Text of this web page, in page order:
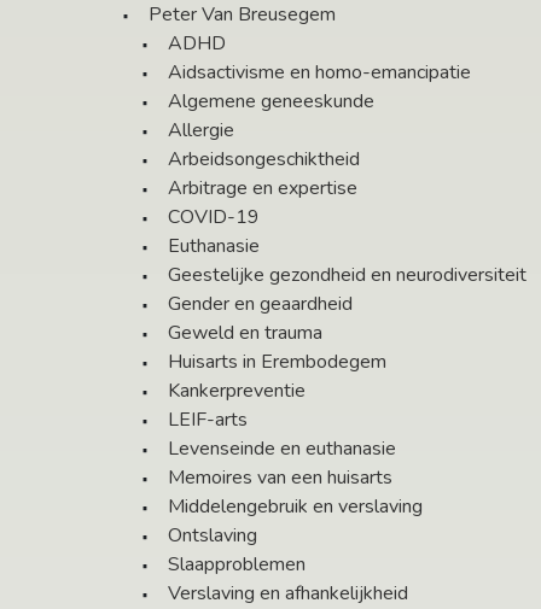
Peter Van Breusegem
ADHD
Aidsactivisme en homo-emancipatie
Algemene geneeskunde
Allergie
Arbeidsongeschiktheid
Arbitrage en expertise
COVID-19
Euthanasie
Geestelijke gezondheid en neurodiversiteit
Gender en geaardheid
Geweld en trauma
Huisarts in Erembodegem
Kankerpreventie
LEIF-arts
Levenseinde en euthanasie
Memoires van een huisarts
Middelengebruik en verslaving
Ontslaving
Slaapproblemen
Verslaving en afhankelijkheid